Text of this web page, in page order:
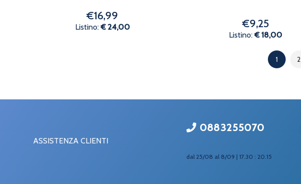
€16,99
Listino:€ 24,00 €9,25
Listino:€ 18,00
1 2
ASSISTENZA CLIENTI
0883255070
dal 25/08 al 8/09 | 17.30 : 20.15